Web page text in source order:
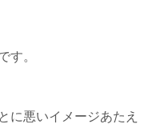
す。
に悪いイメージあたえ